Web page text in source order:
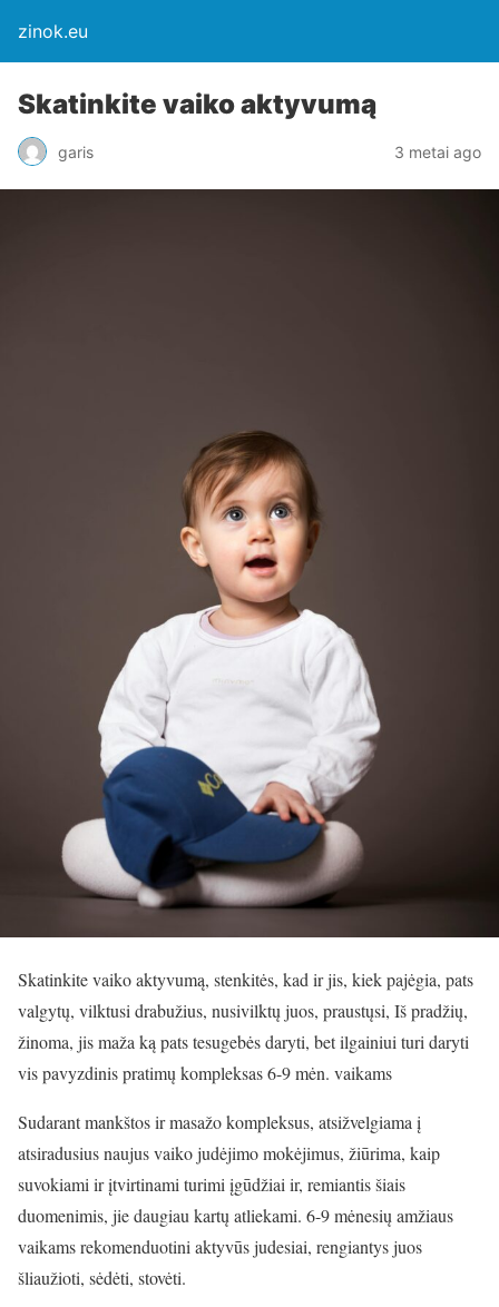
zinok.eu
Skatinkite vaiko aktyvumą
garis 3 metai ago
Skatinkite vaiko aktyvumą, stenkitės, kad ir jis, kiek pajėgia, pats
valgytų, vilktusi drabužius, nusivilktų juos, praustųsi, Iš pradžių,
žinoma, jis maža ką pats tesugebės daryti, bet ilgainiui turi daryti
vispavyzdinis pratimų kompleksas 6-9 mėn. vaikams
Sudarant mankštos ir masažo kompleksus, atsižvelgiama į
atsiradusius naujus vaiko judėjimo mokėjimus, žiūrima, kaip
suvokiami ir įtvirtinami turimi įgūdžiai ir, remiantis šiais
duomenimis, jie daugiau kartų atliekami. 6-9 mėnesių amžiaus
vaikams rekomenduotini aktyvūs judesiai, rengiantys juos
šliaužioti, sėdėti, stovėti.